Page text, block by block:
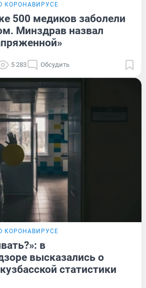
КОРОНАВИРУСЕ
500 медиков заболели
Минздрав назвал
5 283 Обсудить
КОРОНАВИРУСЕ
в
высказались о
статистики